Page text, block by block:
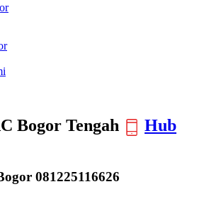
Bogor Tengah
Hub
081225116626